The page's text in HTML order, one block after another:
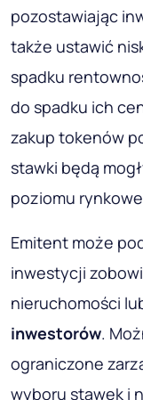
pozostawiając
także ustawić
spadku
do spadku ich
zakup tokenów
stawki będą
poziomu
Emitent może
inwestycji
nieruchomości
inwestorów.
ograniczone
wyboru stawek i